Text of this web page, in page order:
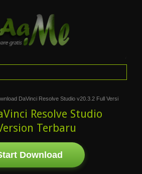
DaVinci Resolve Studio v20.3.2 Full Versi
Resolve Studio
Terbaru
Download